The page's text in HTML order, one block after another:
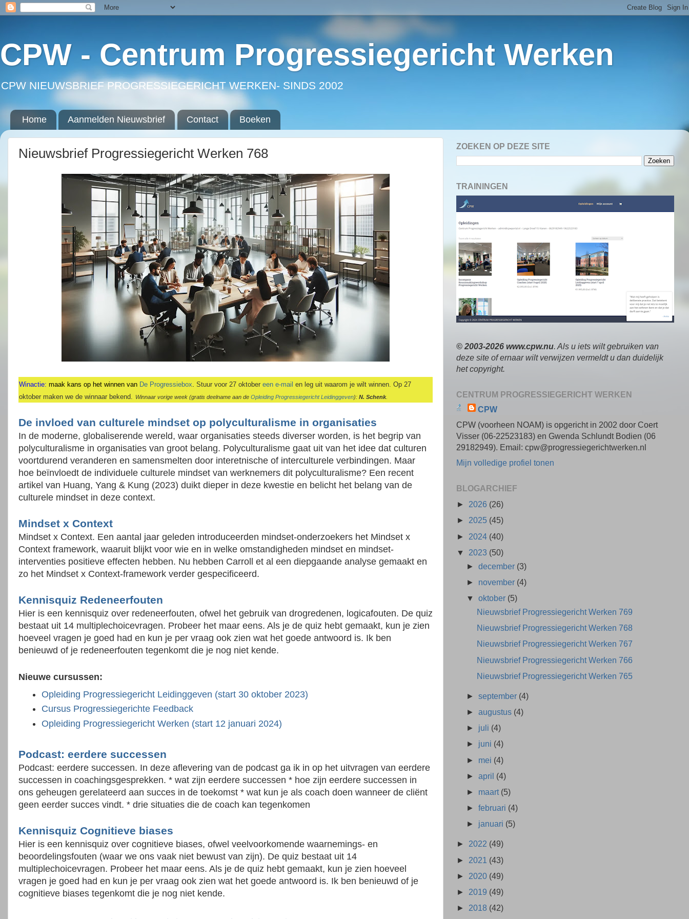
CPW - Centrum Progressiegericht Werken
CPW NIEUWSBRIEF PROGRESSIEGERICHT WERKEN- SINDS 2002
Home Aanmelden Nieuwsbrief Contact Boeken
Nieuwsbrief Progressiegericht Werken 768
Winactie: maak kans op het winnen van De Progressiebox Stuur voor 27 oktober een e-mail en leg uit waarom je wilt winnen. Op 27
oktober maken we de winnaar bekend.
Winnaar vorige week (gratis deelname aan de Opleiding Progressiegericht Leidinggeven): N. Schenk.
De invloed van culturele mindset op polyculturalisme in organisaties
In de moderne, globaliserende wereld, waar organisaties steeds diverser worden, is het begrip van
polyculturalisme in organisaties van groot belang. Polyculturalisme gaat uit van het idee dat culturen
voortdurend veranderen en samensmelten door interetnische of interculturele verbindingen. Maar
hoe beïnvloedt de individuele culturele mindset van werknemers dit polyculturalisme? Een recent
artikel van Huang, Yang & Kung (2023) duikt dieper in deze kwestie en belicht het belang van de
culturele mindset in deze context.
Mindset x Context
Mindset x Context. Een aantal jaar geleden introduceerden mindset-onderzoekers het Mindset x
Context framework, waaruit blijkt voor wie en in welke omstandigheden mindset en mindset-
interventies positieve effecten hebben. Nu hebben Carroll et al een diepgaande analyse gemaakt en
zo het Mindset x Context-framework verder gespecificeerd.
Kennisquiz Redeneerfouten
Hier is een kennisquiz over redeneerfouten, ofwel het gebruik van drogredenen, logicafouten. De quiz
bestaat uit 14 multiplechoicevragen. Probeer het maar eens. Als je de quiz hebt gemaakt, kun je zien
hoeveel vragen je goed had en kun je per vraag ook zien wat het goede antwoord is. Ik ben
benieuwd of je redeneerfouten tegenkomt die je nog niet kende.
Nieuwe cursussen:
Opleiding Progressiegericht Leidinggeven (start 30 oktober 2023)
Cursus Progressiegerichte Feedback
Opleiding Progressiegericht Werken (start 12 januari 2024)
Podcast: eerdere successen
Podcast: eerdere successen. In deze aflevering van de podcast ga ik in op het uitvragen van eerdere
successen in coachingsgesprekken. * wat zijn eerdere successen * hoe zijn eerdere successen in
ons geheugen gerelateerd aan succes in de toekomst * wat kun je als coach doen wanneer de cliënt
geen eerder succes vindt. * drie situaties die de coach kan tegenkomen
Kennisquiz Cognitieve biases
Hier is een kennisquiz over cognitieve biases, ofwel veelvoorkomende waarnemings- en
beoordelingsfouten (waar we ons vaak niet bewust van zijn). De quiz bestaat uit 14
multiplechoicevragen. Probeer het maar eens. Als je de quiz hebt gemaakt, kun je zien hoeveel
vragen je goed had en kun je per vraag ook zien wat het goede antwoord is. Ik ben benieuwd of je
cognitieve biases tegenkomt die je nog niet kende.
ZOEKEN OP DEZE SITE
TRAININGEN
© 2003-2026 www.cpw.nu. Als u iets wilt gebruiken van
deze site of ernaar wilt verwijzen vermeldt u dan duidelijk
het copyright.
CENTRUM PROGRESSIEGERICHT WERKEN
CPW
CPW (voorheen NOAM) is opgericht in 2002 door Coert
Visser (06-22523183) en Gwenda Schlundt Bodien (06
29182949). Email: cpw@progressiegerichtwerken.nl
Mijn volledige profiel tonen
BLOGARCHIEF
► 2026 (26)
► 2025 (45)
► 2024 (40)
▼ 2023 (50)
►december (3)
► november (4)
▼oktober (5)
Nieuwsbrief Progressiegericht Werken 769
Nieuwsbrief Progressiegericht Werken 768
Nieuwsbrief Progressiegericht Werken 767
Nieuwsbrief Progressiegericht Werken 766
Nieuwsbrief Progressiegericht Werken 765
►september (4)
►augustus (4)
► juli (4)
► juni (4)
► mei (4)
►april (4)
► maart (5)
►februari (4)
► januari (5)
► 2022 (49)
► 2021 (43)
► 2020 (49)
► 2019 (49)
► 2018 (42)